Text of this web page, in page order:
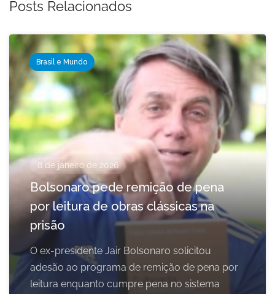
Posts Relacionados
Brasil e Mundo
8 de janeiro de 2026
Bolsonaro pede remição de pena
por leitura de obras clássicas na
prisão
O ex-presidente Jair Bolsonaro solicitou
adesão ao programa de remição de pena por
leitura enquanto cumpre pena no sistema